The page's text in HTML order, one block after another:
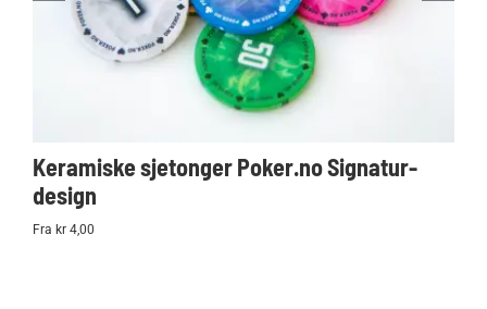
Keramiske sjetonger Poker.no Signatur-
design
Fra kr 4,00